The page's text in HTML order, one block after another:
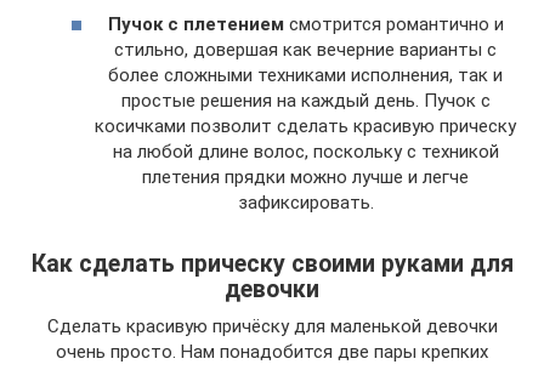
Пучок с плетением смотрится романтично и
стильно, довершая как вечерние варианты с
более сложными техниками исполнения, так и
простые решения на каждый день. Пучок с
косичками позволит сделать красивую прическу
на любой длине волос, поскольку с техникой
плетения прядки можно лучше и легче
зафиксировать.
Как сделать прическу своими руками для
девочки
Сделать красивую причёску для маленькой девочки
очень просто. Нам понадобится две пары крепких